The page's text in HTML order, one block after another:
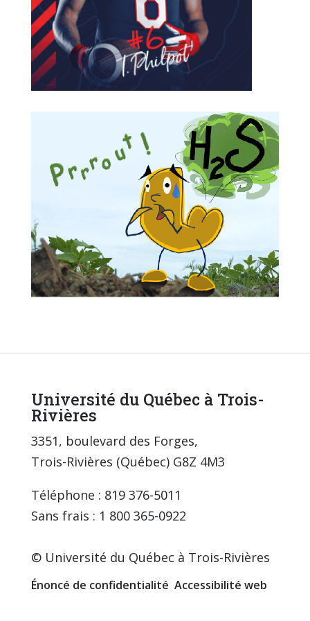
Université du Québec à Trois-
Rivières
3351, boulevard des Forges,
Trois-Rivières (Québec) G8Z 4M3
Téléphone : 819 376-5011
Sans frais : 1 800 365-0922
© Université du Québec à Trois-Rivières
Énoncé de confidentialité Accessibilité web